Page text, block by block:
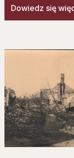
Dowiedz się